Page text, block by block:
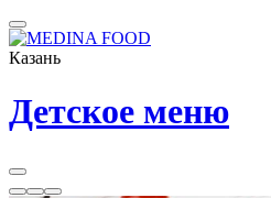
Казань
Детское меню